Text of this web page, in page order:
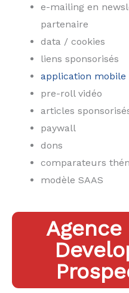
e-mailing en
partenaire
data / cookies
liens sponsorisés
application mobile
pre-roll vidéo
articles
paywall
dons
comparateurs
modèle SAAS